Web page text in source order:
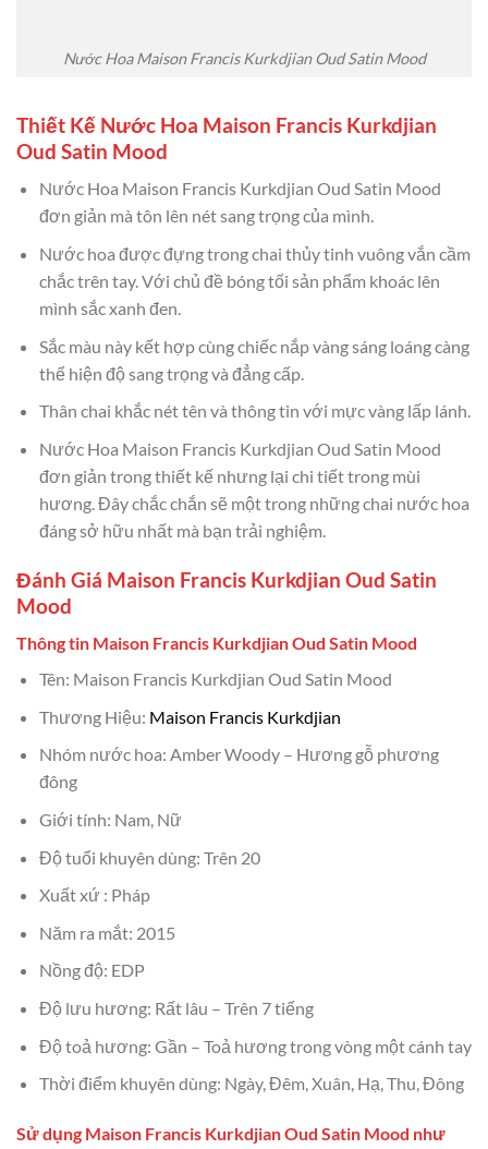
Nước Hoa Maison Francis Kurkdjian Oud Satin Mood
Thiết Kế Nước Hoa Maison Francis Kurkdjian
Oud Satin Mood
Nước Hoa Maison Francis Kurkdjian Oud Satin Mood
đơn giản mà tôn lên nét sang trọng của mình.
Nước hoa được đựng trong chai thủy tinh vuông vắn cầm
chắc trên tay. Với chủ đề bóng tối sản phẩm khoác lên
mình sắc xanh đen.
Sắc màu này kết hợp cùng chiếc nắp vàng sáng loáng càng
thể hiện độ sang trọng và đẳng cấp.
Thân chai khắc nét tên và thông tin với mực vàng lấp lánh.
Nước Hoa Maison Francis Kurkdjian Oud Satin Mood
đơn giản trong thiết kế nhưng lại chi tiết trong mùi
hương. Đây chắc chắn sẽ một trong những chai nước hoa
đáng sở hữu nhất mà bạn trải nghiệm.
Đánh Giá Maison Francis Kurkdjian Oud Satin
Mood
Thông tin Maison Francis Kurkdjian Oud Satin Mood
Tên: Maison Francis Kurkdjian Oud Satin Mood
Thương Hiệu: Maison Francis Kurkdjian
Nhóm nước hoa: Amber Woody – Hương gỗ phương
đông
Giới tính: Nam, Nữ
Độ tuổi khuyên dùng: Trên 20
Xuất xứ : Pháp
Năm ra mắt: 2015
Nồng độ: EDP
Độ lưu hương: Rất lâu – Trên 7 tiếng
Độ toả hương: Gần – Toả hương trong vòng một cánh tay
Thời điểm khuyên dùng: Ngày, Đêm, Xuân, Hạ, Thu, Đông
Sử dụng Maison Francis Kurkdjian Oud Satin Mood như